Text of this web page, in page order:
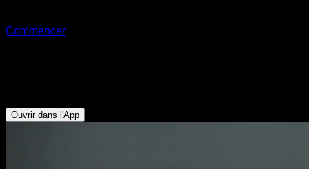
Commencer
Ouvrir dans l'App